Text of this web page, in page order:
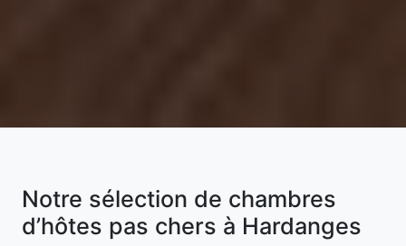
Notre sélection de chambres
d’hôtes pas chers à Hardanges